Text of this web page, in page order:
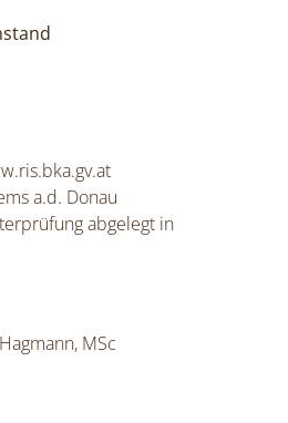
a.d. Donau
abgelegt in
MSc